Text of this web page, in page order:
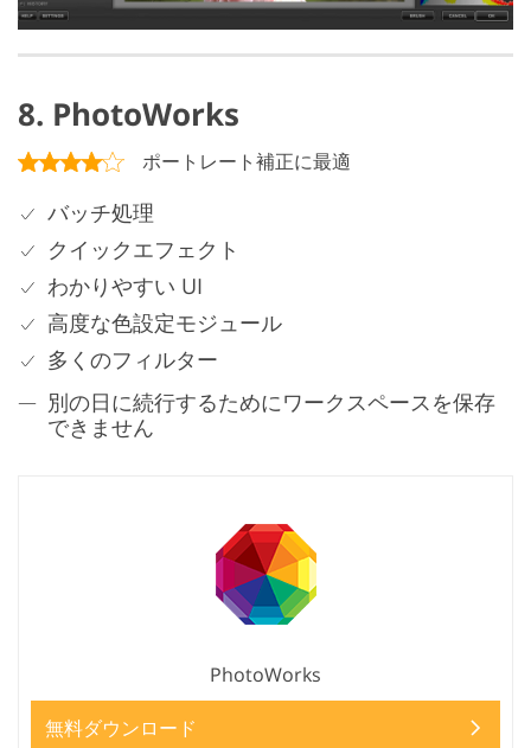
8. PhotoWorks
ポートレート補正に最適
バッチ処理
クイックエフェクト
わかりやすい UI
高度な色設定モジュール
多くのフィルター
別の日に続行するためにワークスペースを保存
できません
PhotoWorks
無料ダウンロード